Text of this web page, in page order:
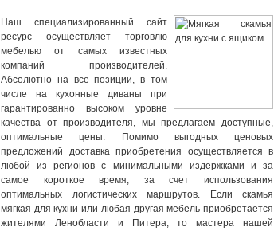
Наш специализированный сайт
ресурс осуществляет торговлю
мебелью от самых известных
компаний производителей.
Абсолютно на все позиции, в том
числе на кухонные диваны при
гарантированно высоком уровне
качества от производителя, мы предлагаем доступные,
оптимальные цены. Помимо выгодных ценовых
предложений доставка приобретения осуществляется в
любой из регионов с минимальными издержками и за
самое короткое время, за счет использования
оптимальных логистических маршрутов. Если скамья
мягкая для кухни или любая другая мебель приобретается
жителями Ленобласти и Питера, то мастера нашей